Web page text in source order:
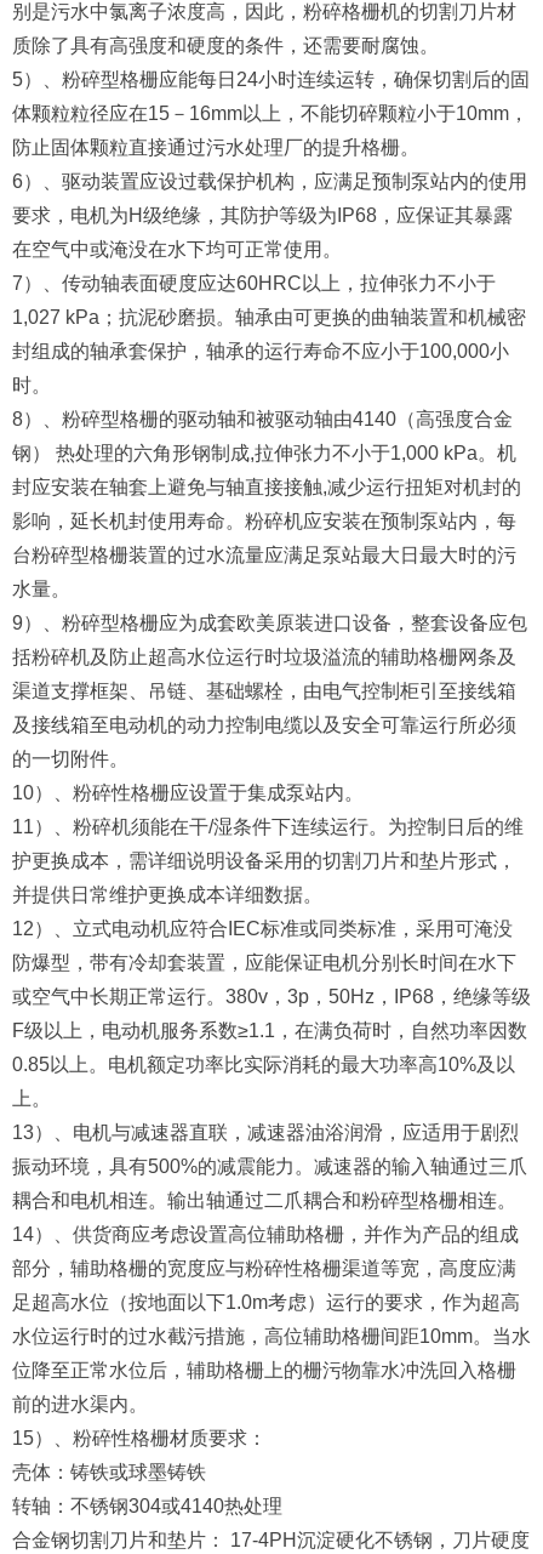
别是污水中氯离子浓度高，因此，粉碎格栅机的切割刀片材
质除了具有高强度和硬度的条件，还需要耐腐蚀。
5）、粉碎型格栅应能每日24小时连续运转，确保切割后的固
体颗粒粒径应在15－16mm以上，不能切碎颗粒小于10mm，
防止固体颗粒直接通过污水处理厂的提升格栅。
6）、驱动装置应设过载保护机构，应满足预制泵站内的使用
要求，电机为H级绝缘，其防护等级为IP68，应保证其暴露
在空气中或淹没在水下均可正常使用。
7）、传动轴表面硬度应达60HRC以上，拉伸张力不小于
1,027 kPa；抗泥砂磨损。轴承由可更换的曲轴装置和机械密
封组成的轴承套保护，轴承的运行寿命不应小于100,000小
时。
8）、粉碎型格栅的驱动轴和被驱动轴由4140（高强度合金
钢） 热处理的六角形钢制成,拉伸张力不小于1,000 kPa。机
封应安装在轴套上避免与轴直接接触,减少运行扭矩对机封的
影响，延长机封使用寿命。粉碎机应安装在预制泵站内，每
台粉碎型格栅装置的过水流量应满足泵站最大日最大时的污
水量。
9）、粉碎型格栅应为成套欧美原装进口设备，整套设备应包
括粉碎机及防止超高水位运行时垃圾溢流的辅助格栅网条及
渠道支撑框架、吊链、基础螺栓，由电气控制柜引至接线箱
及接线箱至电动机的动力控制电缆以及安全可靠运行所必须
的一切附件。
10）、粉碎性格栅应设置于集成泵站内。
11）、粉碎机须能在干/湿条件下连续运行。为控制日后的维
护更换成本，需详细说明设备采用的切割刀片和垫片形式，
并提供日常维护更换成本详细数据。
12）、立式电动机应符合IEC标准或同类标准，采用可淹没
防爆型，带有冷却套装置，应能保证电机分别长时间在水下
或空气中长期正常运行。380v，3p，50Hz，IP68，绝缘等级
F级以上，电动机服务系数≥1.1，在满负荷时，自然功率因数
0.85以上。电机额定功率比实际消耗的最大功率高10%及以
上。
13）、电机与减速器直联，减速器油浴润滑，应适用于剧烈
振动环境，具有500%的减震能力。减速器的输入轴通过三爪
耦合和电机相连。输出轴通过二爪耦合和粉碎型格栅相连。
14）、供货商应考虑设置高位辅助格栅，并作为产品的组成
部分，辅助格栅的宽度应与粉碎性格栅渠道等宽，高度应满
足超高水位（按地面以下1.0m考虑）运行的要求，作为超高
水位运行时的过水截污措施，高位辅助格栅间距10mm。当水
位降至正常水位后，辅助格栅上的栅污物靠水冲洗回入格栅
前的进水渠内。
15）、粉碎性格栅材质要求：
壳体：铸铁或球墨铸铁
转轴：不锈钢304或4140热处理
合金钢切割刀片和垫片： 17-4PH沉淀硬化不锈钢，刀片硬度